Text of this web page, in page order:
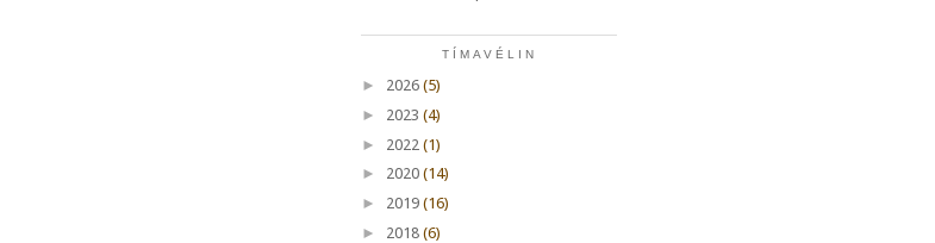
TÍMAVÉLIN
► 2026 (5)
► 2023 (4)
► 2022 (1)
► 2020 (14)
► 2019 (16)
► 2018 (6)